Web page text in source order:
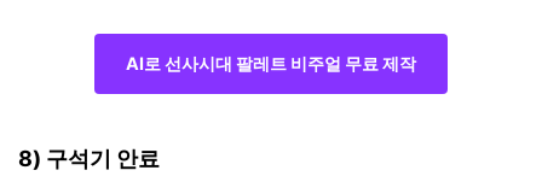
AI로 선사시대 팔레트 비주얼 무료 제작
8) 구석기 안료